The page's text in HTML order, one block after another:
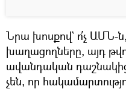
Նրա խոսքով` ո՛չ ԱՄՆ-ն,
խաղացողները, այդ
ավանդական
չեն, որ